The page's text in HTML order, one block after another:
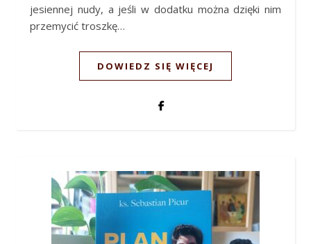
jesiennej nudy, a jeśli w dodatku można dzięki nim
przemycić troszkę…
DOWIEDZ SIĘ WIĘCEJ